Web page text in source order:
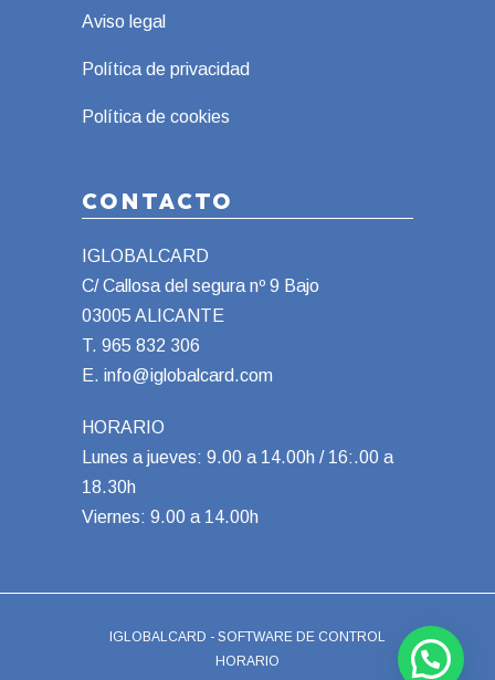
Aviso legal
Política de privacidad
Política de cookies
CONTACTO
IGLOBALCARD
C/ Callosa del segura nº 9 Bajo
03005 ALICANTE
T. 965 832 306
E. info@iglobalcard.com
HORARIO
Lunes a jueves: 9.00 a 14.00h / 16:.00 a
18.30h
Viernes: 9.00 a 14.00h
IGLOBALCARD - SOFTWARE DE CONTROL
HORARIO